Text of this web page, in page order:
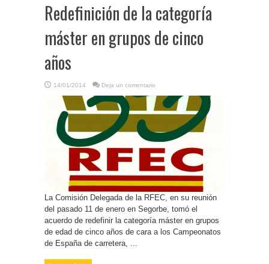
Redefinición de la categoría
máster en grupos de cinco
años
14/01/2014 Deja un comentario
La Comisión Delegada de la RFEC, en su reunión
del pasado 11 de enero en Segorbe, tomó el
acuerdo de redefinir la categoría máster en grupos
de edad de cinco años de cara a los Campeonatos
de España de carretera, ...